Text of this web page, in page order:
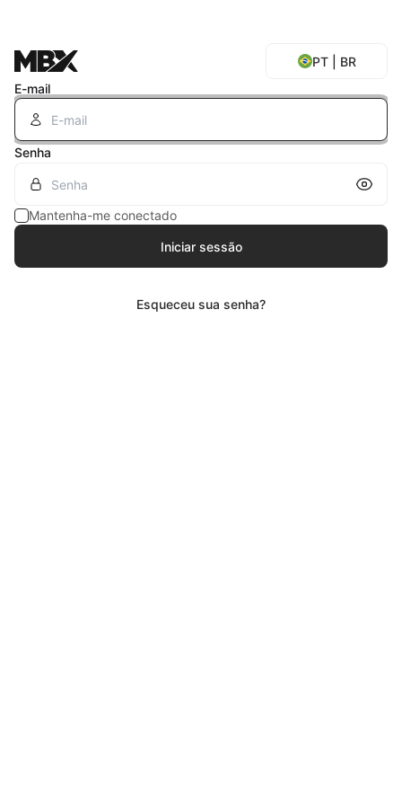
Inscreva-se
Início em 30/07/2026
PT | BR
E-mail
Senha
Mostrar senha
Mantenha-me conectado
Iniciar sessão
Esqueceu sua senha?